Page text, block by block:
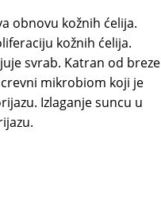
obnovu kožnih ćelija.
kožnih ćelija.
svrab. Katran od breze
mikrobiom koji je
Izlaganje suncu u